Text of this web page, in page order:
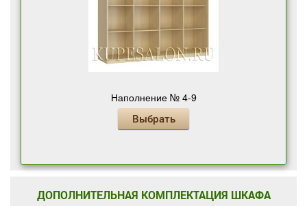
Наполнение № 4-9
Выбрать
ДОПОЛНИТЕЛЬНАЯ КОМПЛЕКТАЦИЯ ШКАФА